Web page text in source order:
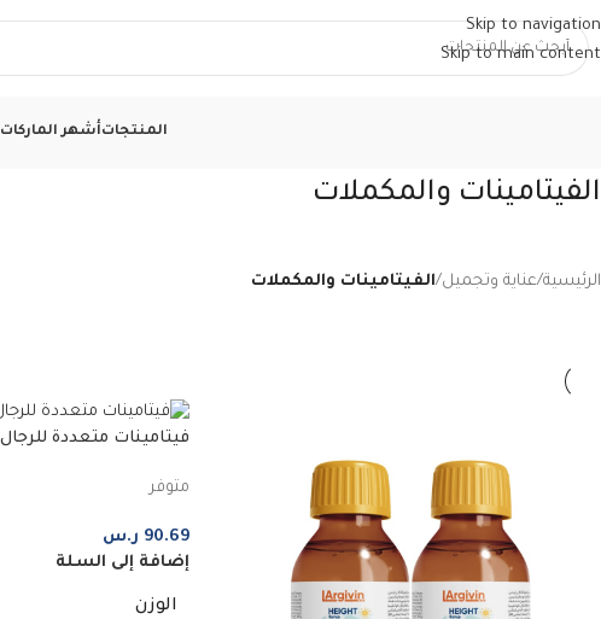
Skip to navigation
Skip to main content
المنتجاتأشهر الماركات
الفيتامينات والمكملات
الرئيسية/عناية وتجميل/الفيتامينات والمكملات
متوفر
90.69 ر.س
إضافة إلى السلة
الوزن